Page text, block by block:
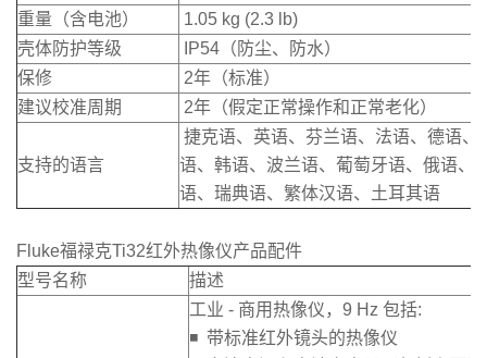
重量（含电池）
1.05 kg (2.3 lb)
壳体防护等级
IP54（防尘、防水）
保修
2年（标准）
建议校准周期
2年（假定正常操作和正常老化）
支持的语言
捷克语、英语、芬兰语、法语、德语、
语、韩语、波兰语、葡萄牙语、俄语、
语、瑞典语、繁体汉语、土耳其语
Fluke福禄克Ti32红外热像仪产品配件
型号名称
描述
工业 - 商用热像仪，9 Hz 包括:
◾ 带标准红外镜头的热像仪